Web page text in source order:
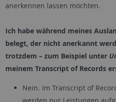
anerkennen lassen möchten.
Ich habe während meines
belegt, der nicht anerkannt
trotzdem – zum Beispiel unter
meinem Transcript of Records
Nein. Im Transcript of